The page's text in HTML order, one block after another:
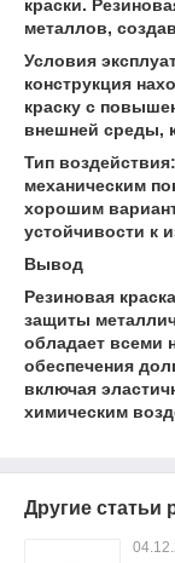
краски.
металлов,
Условия
конструкция
краску с
внешней среды,
Тип
механическим
хорошим
устойчивости к
Вывод
Резиновая
защиты
обладает всеми
обеспечения
включая
химическим
Другие статьи